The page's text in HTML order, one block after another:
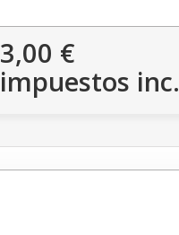
3,00 €
impuestos inc.